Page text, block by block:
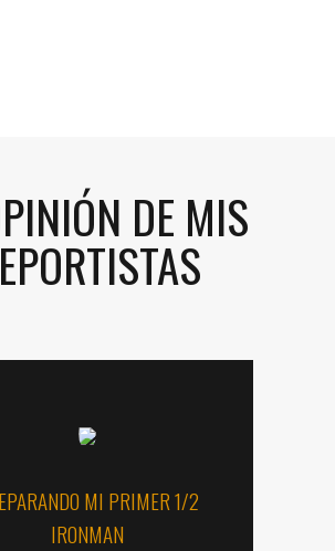
DE MIS
MI PRIMER 1/2
IRONMAN